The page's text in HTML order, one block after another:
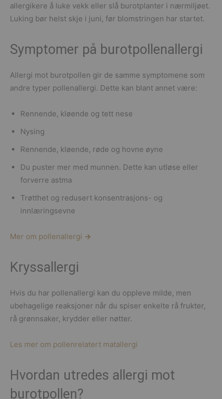
allergikere å luke vekk eller slå burotplanter i nærmiljøet.
Luking bør helst skje i juni, før blomstringen har startet.
Symptomer på burotpollenallergi
Allergi mot burotpollen gir de samme symptomene som
andre typer pollenallergi. Dette kan blant annet være:
Rennende, kløende og tett nese
Nysing
Rennende, kløende, røde og hovne øyne
Du puster mer med munnen. Dette kan utløse eller
forverre astma
Trøtthet og redusert konsentrasjons- og
innlæringsevne
Mer om pollenallergi →
Kryssallergi
Hvis du har pollenallergi kan du oppleve milde, men
ubehagelige reaksjoner når du spiser enkelte rå frukter,
rå grønnsaker, krydder eller nøtter.
Les mer om pollenrelatert matallergi
Hvordan utredes allergi mot
burotpollen?